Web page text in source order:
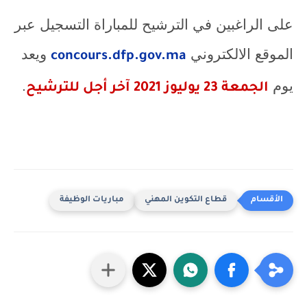
على الراغبين في الترشيح للمباراة التسجيل عبر
الموقع الالكتروني concours.dfp.gov.ma ويعد
يوم الجمعة 23 يوليوز 2021 آخر أجل للترشيح .
قطاع التكوين المهني مباريات الوظيفة